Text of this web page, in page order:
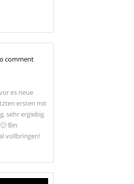
SHOOTING
STRALSUND
WWW.RAETZKE.EU
comment
es neue
ersten mit
sehr ergiebig
Bin
vollbringen!